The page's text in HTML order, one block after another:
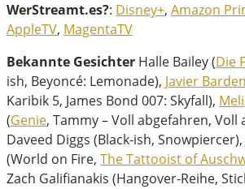
WerStreamt.es?: Disney+, Amazon
AppleTV, MagentaTV
Bekannte Gesichter Halle Bailey (Die
ish, Beyoncé: Lemonade), Javier
Karibik 5, James Bond 007: Skyfall),
(Genie, Tammy – Voll abgefahren, Voll
Daveed Diggs (Black-ish,
(World on Fire, The Tattooist of
Zach Galifianakis (Hangover-Reihe,